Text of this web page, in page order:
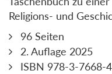
Religions- und
96 Seiten
2. Auflage 2025
ISBN 978-3-7668-